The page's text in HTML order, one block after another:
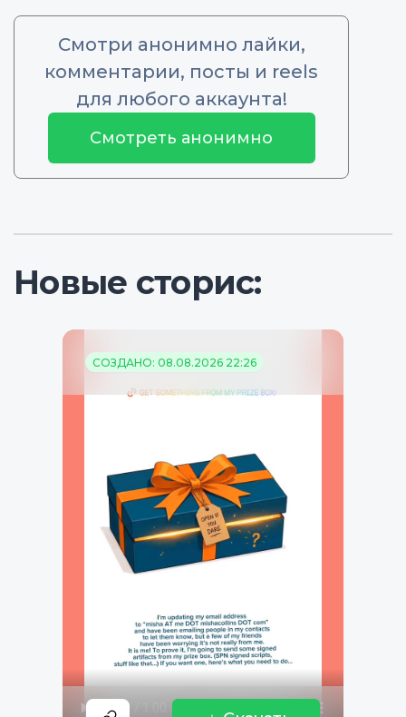
Смотри анонимно лайки,
комментарии, посты и reels
для любого аккаунта!
Смотреть анонимно
Новые сторис:
СОЗДАНО: 08.08.2026 22:26